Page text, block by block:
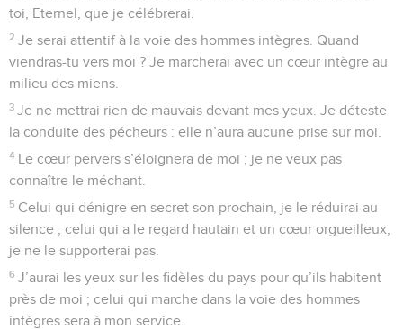
toi, Eternel, que je célébrerai.
2 Je serai attentif à la voie des hommes intègres. Quand
viendras-tu vers moi ? Je marcherai avec un cœur intègre au
milieu des miens.
3 Je ne mettrai rien de mauvais devant mes yeux. Je déteste
la conduite des pécheurs : elle n’aura aucune prise sur moi.
4 Le cœur pervers s’éloignera de moi ; je ne veux pas
connaître le méchant.
5 Celui qui dénigre en secret son prochain, je le réduirai au
silence ; celui qui a le regard hautain et un cœur orgueilleux,
je ne le supporterai pas.
6 J’aurai les yeux sur les fidèles du pays pour qu’ils habitent
près de moi ; celui qui marche dans la voie des hommes
intègres sera à mon service.